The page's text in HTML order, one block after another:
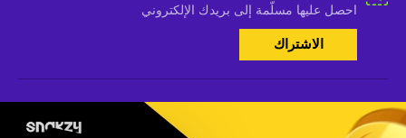
احصل عليها مسلّمة إلى بريدك الإلكتروني
الاشتراك